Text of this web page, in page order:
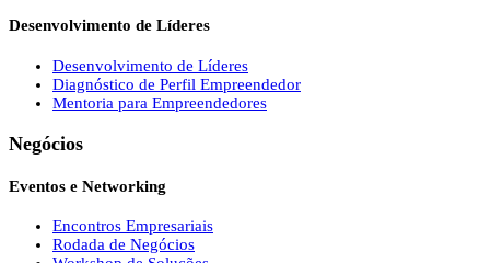
Desenvolvimento de Líderes
Desenvolvimento de Líderes
Diagnóstico de Perfil Empreendedor
Mentoria para Empreendedores
Negócios
Eventos e Networking
Encontros Empresariais
Rodada de Negócios